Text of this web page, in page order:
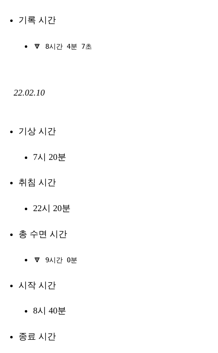
기록 시간
🔽 8시간 4분 7초
22.02.10
기상 시간
7시 20분
취침 시간
22시 20분
총 수면 시간
🔽 9시간 0분
시작 시간
8시 40분
종료 시간